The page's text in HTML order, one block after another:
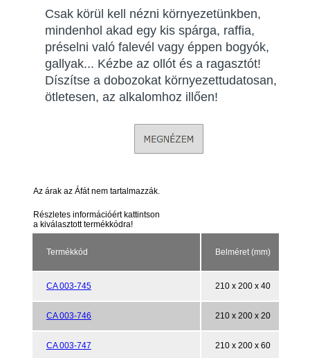
Csak körül kell nézni környezetünkben,
mindenhol akad egy kis spárga, raffia,
préselni való falevél vagy éppen bogyók,
gallyak... Kézbe az ollót és a ragasztót!
Díszítse a dobozokat környezettudatosan,
ötletesen, az alkalomhoz illően!
Az árak az Áfát nem tartalmazzák.
Részletes információért kattintson
a kiválasztott termékkódra!
Termékkód Belméret (mm)
CA 003-745 210 x 200 x 40
CA 003-746 210 x 200 x 20
CA 003-747 210 x 200 x 60